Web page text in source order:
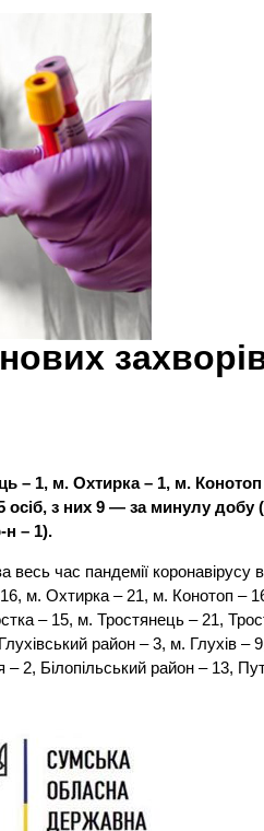
– 1, м. Охтирка – 1, м. Конотоп
осіб, з них 9 — за минулу
н – 1).
час пандемії коронавірусу в
м. Охтирка – 21, м. Конотоп –
– 15, м. Тростянець – 21,
район – 3, м. Глухів –
2, Білопільський район – 13,